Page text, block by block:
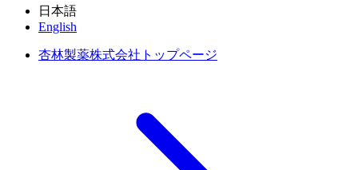
日本語
English
杏林製薬株式会社トップページ